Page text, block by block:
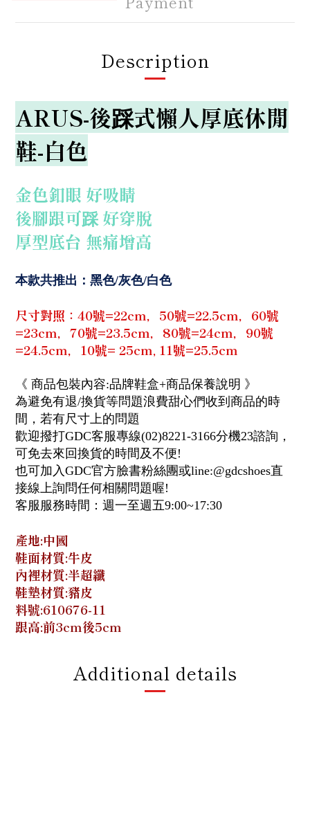
Description
ARUS-後踩式懶人厚底休閒
鞋-白色
金色釦眼 好吸睛
後腳跟可踩 好穿脫
厚型底台 無痛增高
本款共推出：黑色/灰色/白色
尺寸對照：40號=22cm，50號=22.5cm，60號
=23cm，70號=23.5cm，80號=24cm，90號
=24.5cm，10號= 25cm, 11號=25.5cm
《 商品包裝內容:品牌鞋盒+商品保養說明 》
為避免有退/換貨等問題浪費甜心們收到商品的時
間，若有尺寸上的問題
歡迎撥打GDC客服專線(02)8221-3166分機23諮詢，
可免去來回換貨的時間及不便!
也可加入GDC官方臉書粉絲團或line:@gdcshoes直
接線上詢問任何相關問題喔!
客服服務時間：週一至週五9:00~17:30
產地:中國
鞋面材質:牛皮
內裡材質:半超纖
鞋墊材質:豬皮
料號:610676-11
跟高:前3cm後5cm
Additional details